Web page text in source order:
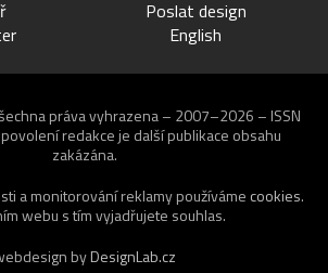
Poslat design
English
práva vyhrazena – 2007–2026 – ISSN
redakce je další publikace obsahu
zakázána.
a monitorování reklamy používáme cookies.
webu s tím vyjadřujete souhlas.
byDesignLab.cz